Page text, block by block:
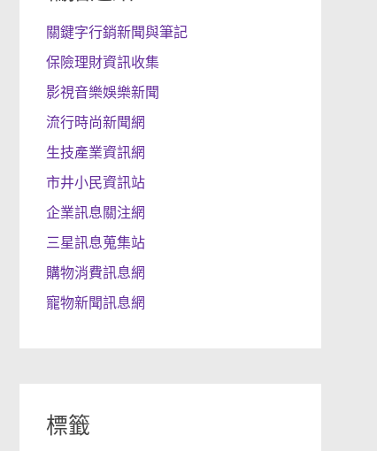
關鍵字行銷新聞與筆記
保險理財資訊收集
影視音樂娛樂新聞
流行時尚新聞網
生技產業資訊網
市井小民資訊站
企業訊息關注網
三星訊息蒐集站
購物消費訊息網
寵物新聞訊息網
標籤